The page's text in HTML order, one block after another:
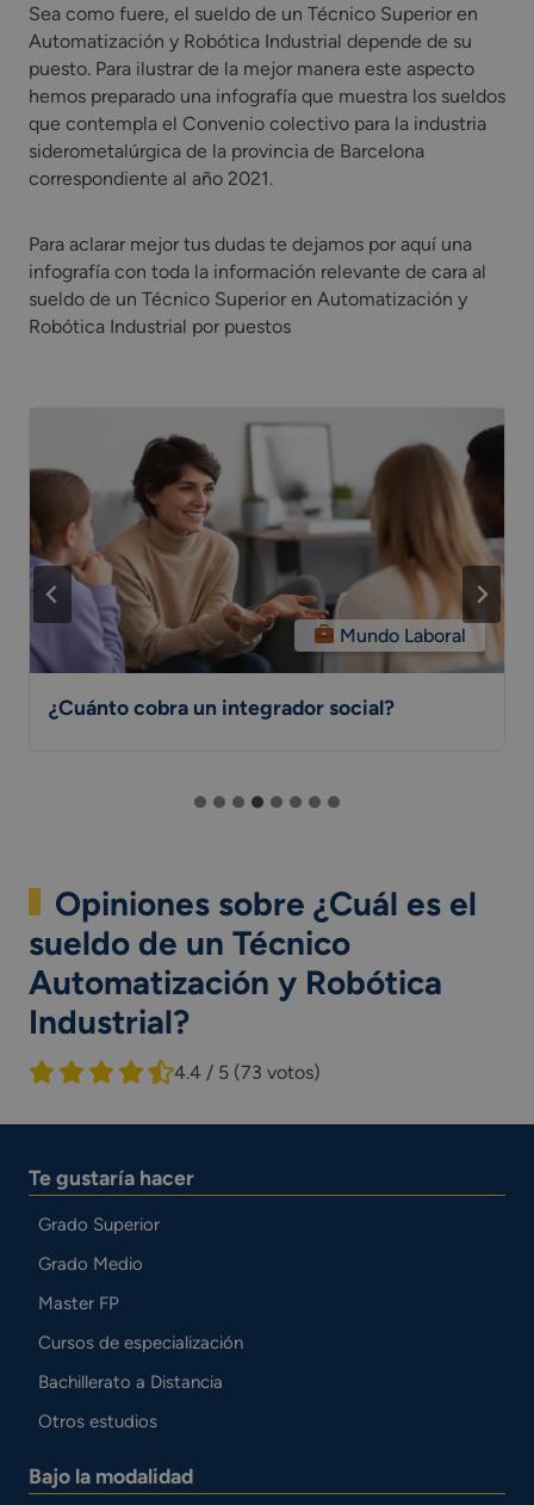
Sea como fuere, el sueldo de un Técnico Superior en
Automatización y Robótica Industrial depende de su
puesto. Para ilustrar de la mejor manera este aspecto
hemos preparado una infografía que muestra los sueldos
que contempla el Convenio colectivo para la industria
siderometalúrgica de la provincia de Barcelona
correspondiente al año 2021.
Para aclarar mejor tus dudas te dejamos por aquí una
infografía con toda la información relevante de cara al
sueldo de un Técnico Superior en Automatización y
Robótica Industrial por puestos
Mundo Laboral
¿Cuánto cobra un integrador social?
Opiniones sobre ¿Cuál es el
sueldo de un Técnico
Automatización y Robótica
Industrial?
4.4 / 5 (73 votos)
Te gustaría hacer
Grado Superior
Grado Medio
Master FP
Cursos de especialización
Bachillerato a Distancia
Otros estudios
Bajo la modalidad